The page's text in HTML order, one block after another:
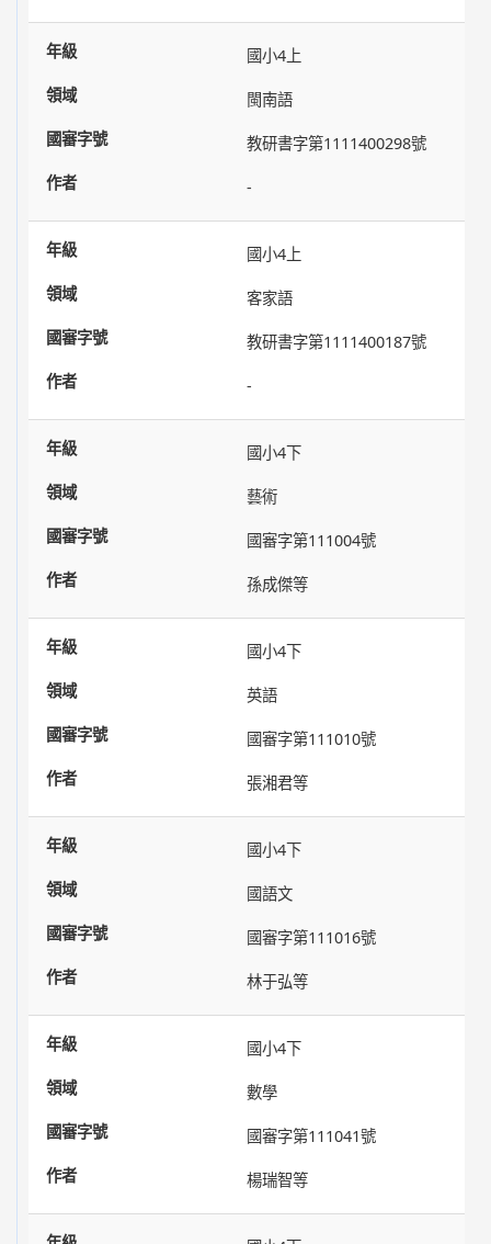
國小4上
閩南語
教研書字第1111400298號
-
國小4上
客家語
教研書字第1111400187號
-
國小4下
藝術
國審字第111004號
孫成傑等
國小4下
英語
國審字第111010號
張湘君等
國小4下
國語文
國審字第111016號
林于弘等
國小4下
數學
國審字第111041號
楊瑞智等